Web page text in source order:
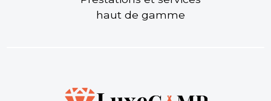
haut de gamme